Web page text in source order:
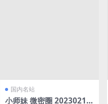
国内名站
小师妹 微密圈 20230216